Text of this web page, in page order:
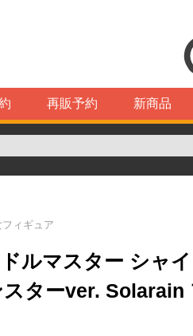
再販予約 新商品
フィギュア
ドルマスター シャ
スターver.